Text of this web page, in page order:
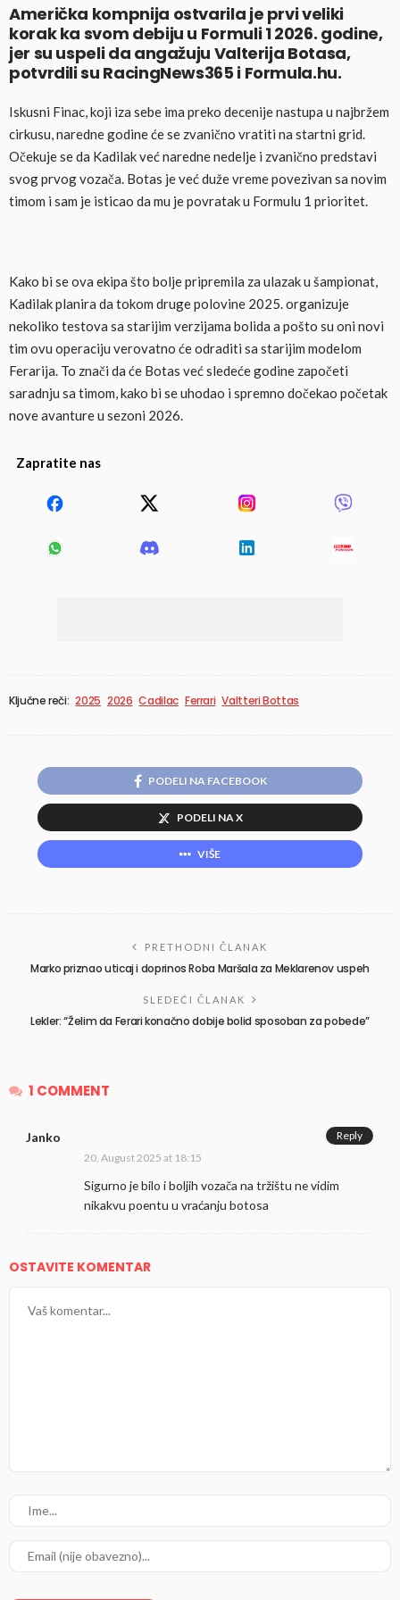
Američka kompnija ostvarila je prvi veliki
korak ka svom debiju u Formuli 1 2026. godine,
jer su uspeli da angažuju Valterija Botasa,
potvrdili su RacingNews365 i Formula.hu.
Iskusni Finac, koji iza sebe ima preko decenije nastupa u najbržem
cirkusu, naredne godine će se zvanično vratiti na startni grid.
Očekuje se da Kadilak već naredne nedelje i zvanično predstavi
svog prvog vozača. Botas je već duže vreme povezivan sa novim
timom i sam je isticao da mu je povratak u Formulu 1 prioritet.
Kako bi se ova ekipa što bolje pripremila za ulazak u šampionat,
Kadilak planira da tokom druge polovine 2025. organizuje
nekoliko testova sa starijim verzijama bolida a pošto su oni novi
tim ovu operaciju verovatno će odraditi sa starijim modelom
Ferarija. To znači da će Botas već sledeće godine započeti
saradnju sa timom, kako bi se uhodao i spremno dočekao početak
nove avanture u sezoni 2026.
Zapratite nas
Ključne reči: 2025 2026 Cadilac Ferrari Valtteri Bottas
PODELI NA FACEBOOK
PODELI NA X
VIŠE
PRETHODNI ČLANAK
Marko priznao uticaj i doprinos Roba Maršala za Meklarenov uspeh
SLEDEĆI ČLANAK
Lekler: “Želim da Ferari konačno dobije bolid sposoban za pobede”
1 COMMENT
Janko
20, August 2025 at 18:15
Sigurno je bilo i boljih vozača na tržištu ne vidim
nikakvu poentu u vraćanju botosa
Reply
OSTAVITE KOMENTAR